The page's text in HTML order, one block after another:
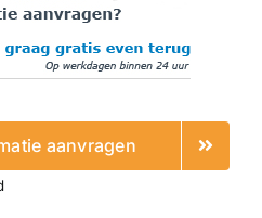
aanvragen